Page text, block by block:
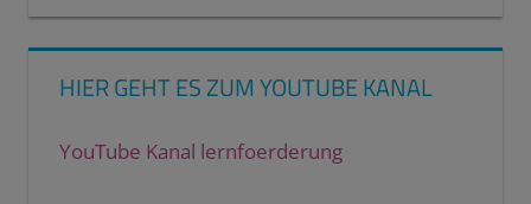
HIER GEHT ES ZUM YOUTUBE KANAL
YouTube Kanal lernfoerderung